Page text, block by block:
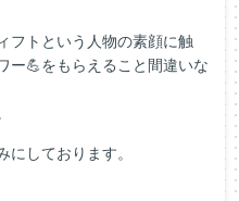
フトという人物の素顔に触
ー💪をもらえること間違いな
しております。